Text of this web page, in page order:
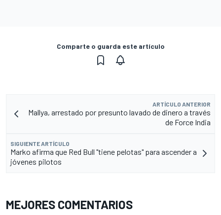
Comparte o guarda este artículo
ARTÍCULO ANTERIOR
Mallya, arrestado por presunto lavado de dinero a través
de Force India
SIGUIENTE ARTÍCULO
Marko afirma que Red Bull "tiene pelotas" para ascender a
jóvenes pilotos
MEJORES COMENTARIOS